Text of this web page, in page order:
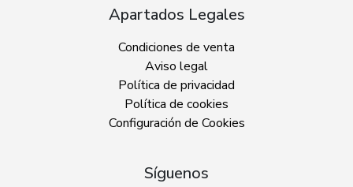
Apartados Legales
Condiciones de venta
Aviso legal
Política de privacidad
Política de cookies
Configuración de Cookies
Síguenos